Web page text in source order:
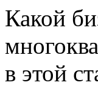
Какой
в этой